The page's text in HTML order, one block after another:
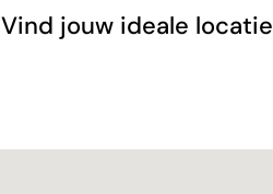
Vind jouw ideale locatie